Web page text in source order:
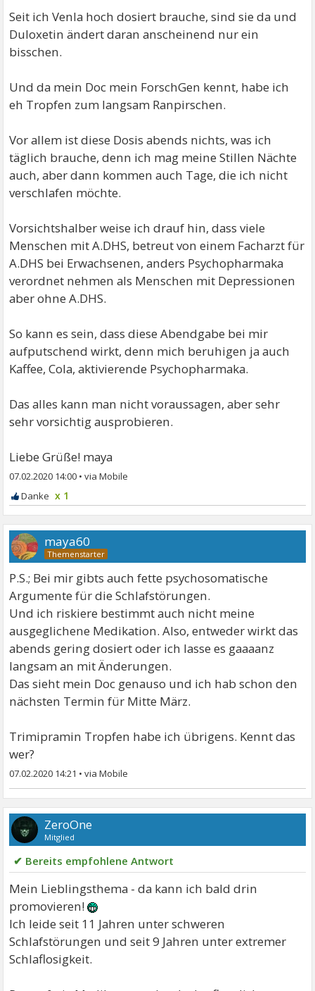
Seit ich Venla hoch dosiert brauche, sind sie da und
Duloxetin ändert daran anscheinend nur ein
bisschen.
Und da mein Doc mein ForschGen kennt, habe ich
eh Tropfen zum langsam Ranpirschen.
Vor allem ist diese Dosis abends nichts, was ich
täglich brauche, denn ich mag meine Stillen Nächte
auch, aber dann kommen auch Tage, die ich nicht
verschlafen möchte.
Vorsichtshalber weise ich drauf hin, dass viele
Menschen mit A.DHS, betreut von einem Facharzt für
A.DHS bei Erwachsenen, anders Psychopharmaka
verordnet nehmen als Menschen mit Depressionen
aber ohne A.DHS.
So kann es sein, dass diese Abendgabe bei mir
aufputschend wirkt, denn mich beruhigen ja auch
Kaffee, Cola, aktivierende Psychopharmaka.
Das alles kann man nicht voraussagen, aber sehr
sehr vorsichtig ausprobieren.
Liebe Grüße! maya
07.02.2020 14:00 •
x 1
maya60
P.S.; Bei mir gibts auch fette psychosomatische
Argumente für die Schlafstörungen.
Und ich riskiere bestimmt auch nicht meine
ausgeglichene Medikation. Also, entweder wirkt das
abends gering dosiert oder ich lasse es gaaaanz
langsam an mit Änderungen.
Das sieht mein Doc genauso und ich hab schon den
nächsten Termin für Mitte März.
Trimipramin Tropfen habe ich übrigens. Kennt das
wer?
07.02.2020 14:21 •
ZeroOne
Mitglied
✔ Bereits empfohlene Antwort
Mein Lieblingsthema - da kann ich bald drin
promovieren!
Ich leide seit 11 Jahren unter schweren
Schlafstörungen und seit 9 Jahren unter extremer
Schlaflosigkeit.